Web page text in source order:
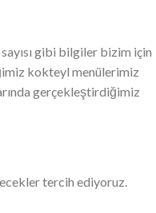
gibi bilgiler bizim için
kokteyl menülerimiz
gerçekleştirdiğimiz
tercih ediyoruz.